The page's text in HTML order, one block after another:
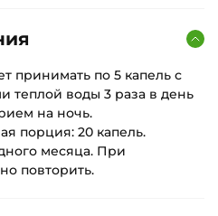
принимать по 5 капель с
теплой воды 3 раза в день
на ночь.
порция: 20 капель.
месяца. При
повторить.